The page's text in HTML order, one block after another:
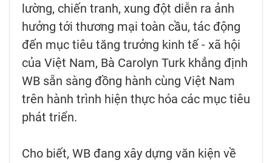
lường, chiến tranh, xung đột diễn ra ảnh
hưởng tới thương mại toàn cầu, tác động
đến mục tiêu tăng trưởng kinh tế - xã hội
của Việt Nam, Bà Carolyn Turk khẳng định
WB sẵn sàng đồng hành cùng Việt Nam
trên hành trình hiện thực hóa các mục tiêu
phát triển.
Cho biết, WB đang xây dựng văn kiện về